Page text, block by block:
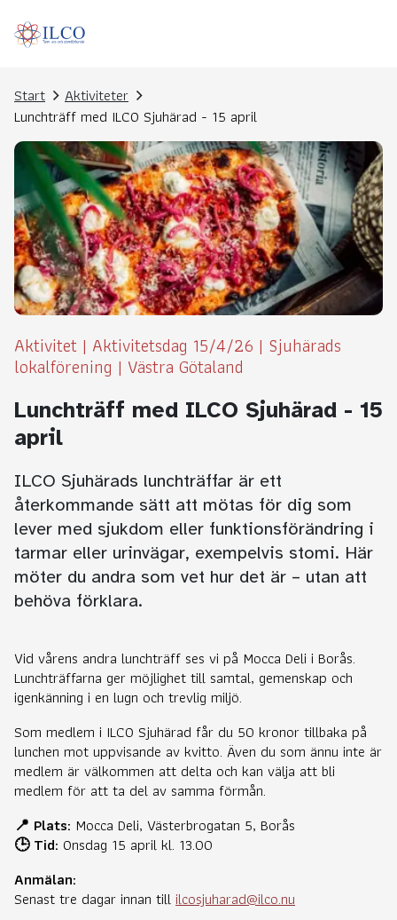
Start
Aktiviteter
Lunchträff med ILCO Sjuhärad - 15 april
Aktivitet | Aktivitetsdag 15/4/26 | Sjuhärads
lokalförening | Västra Götaland
Lunchträff med ILCO Sjuhärad - 15
april
ILCO Sjuhärads lunchträffar är ett
återkommande sätt att mötas för dig som
lever med sjukdom eller funktionsförändring i
tarmar eller urinvägar, exempelvis stomi. Här
möter du andra som vet hur det är – utan att
behöva förklara.
Vid vårens andra lunchträff ses vi på Mocca Deli i Borås.
Lunchträffarna ger möjlighet till samtal, gemenskap och
igenkänning i en lugn och trevlig miljö.
Som medlem i ILCO Sjuhärad får du 50 kronor tillbaka på
lunchen mot uppvisande av kvitto. Även du som ännu inte är
medlem är välkommen att delta och kan välja att bli
medlem för att ta del av samma förmån.
📍 Plats: Mocca Deli, Västerbrogatan 5, Borås
🕒 Tid: Onsdag 15 april kl. 13.00
Anmälan:
Senast tre dagar innan tillilcosjuharad@ilco.nu